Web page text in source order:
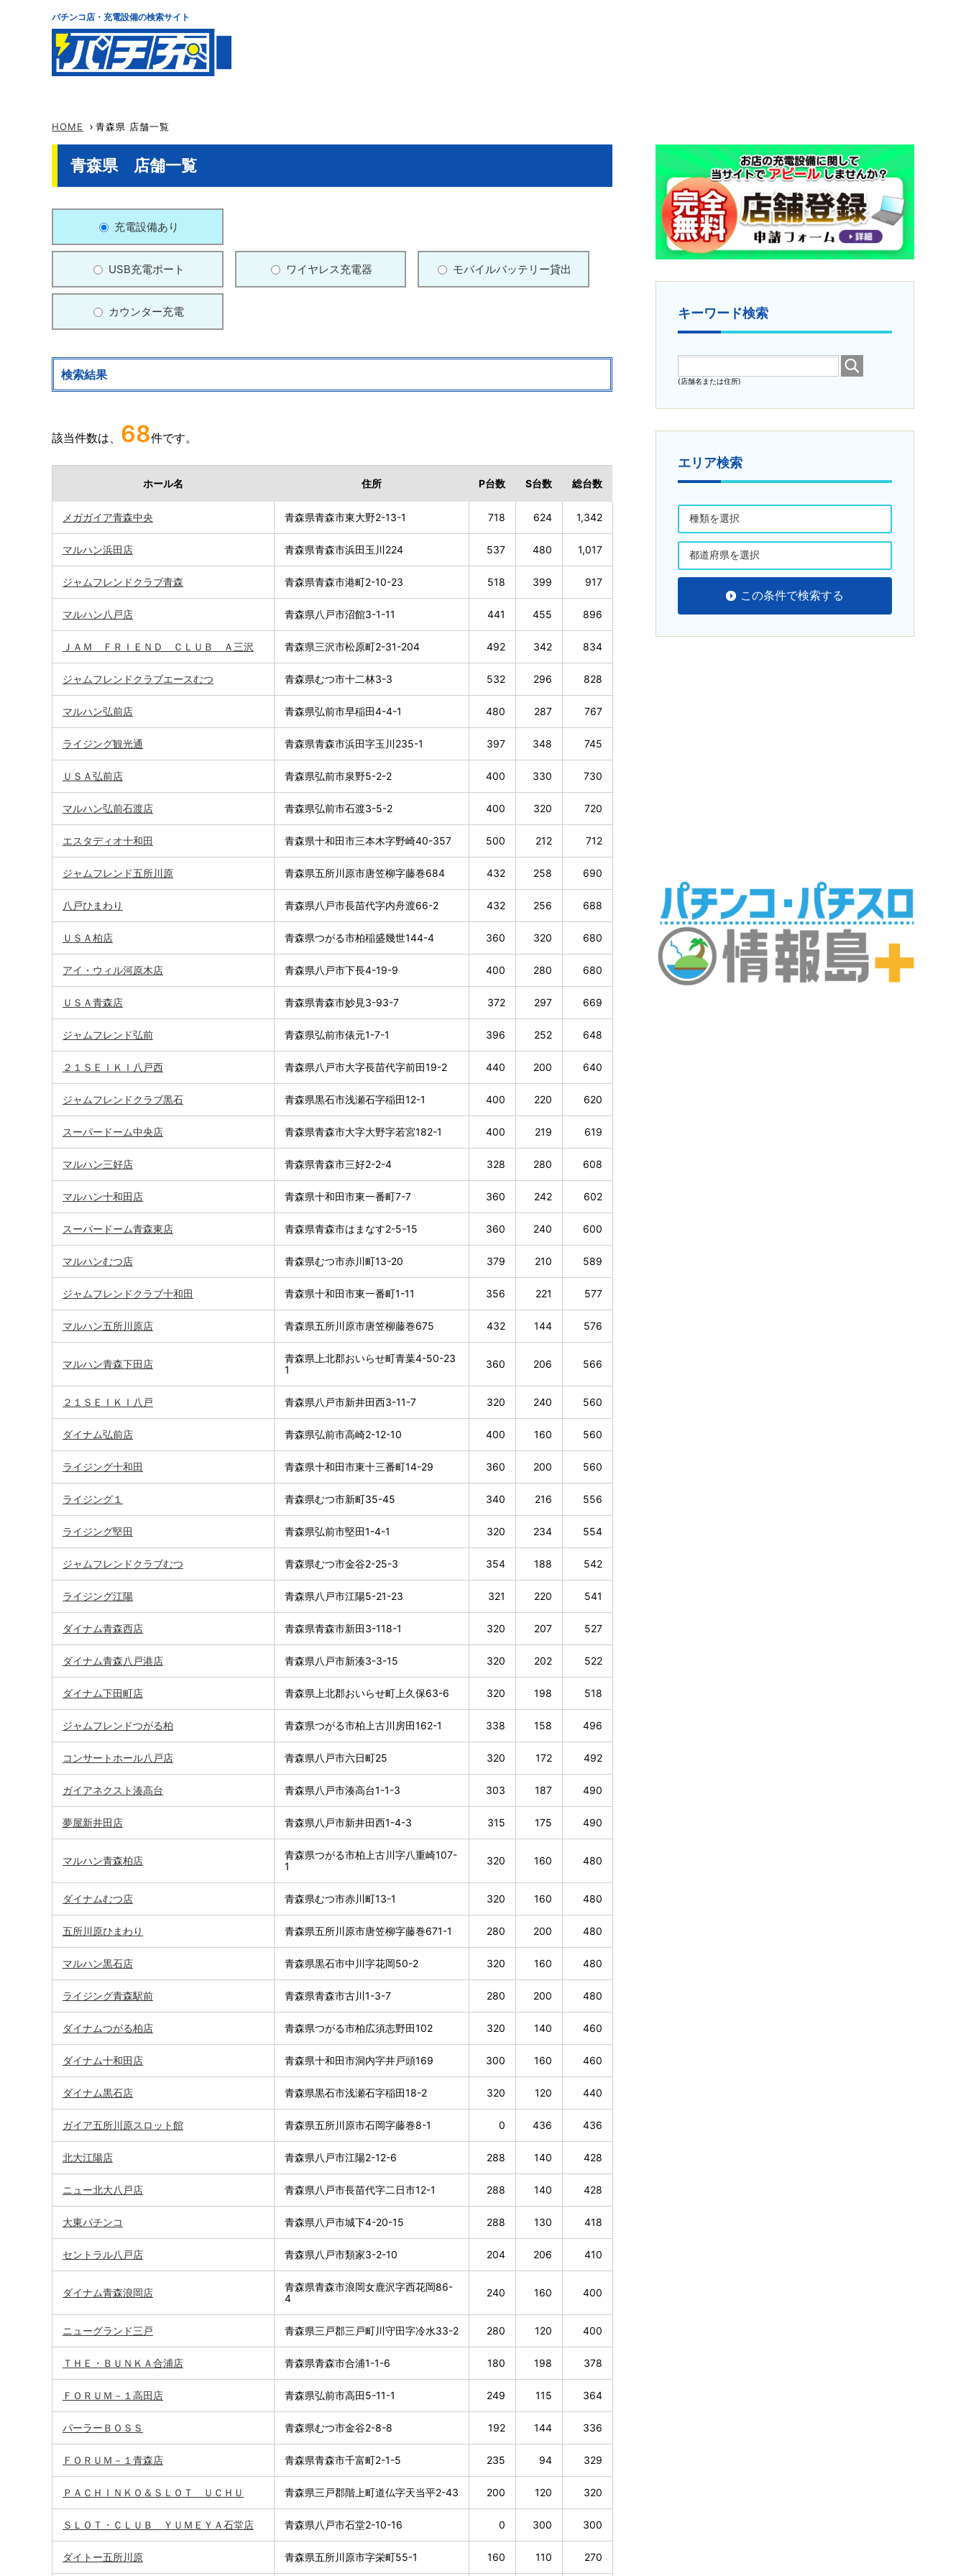
パチンコ店・充電設備の検索サイト
HOME keyboard_arrow_right 青森県 店舗一覧
青森県 店舗一覧
充電設備あり
USB充電ポート ワイヤレス充電器 モバイルバッテリー貸出
カウンター充電
検索結果
該当件数は、 68件です。
ホール名 住所 P台数 S台数 総台数
メガガイア青森中央 青森県青森市東大野2-13-1 718 624 1,342
マルハン浜田店 青森県青森市浜田玉川224 537 480 1,017
ジャムフレンドクラブ青森 青森県青森市港町2-10-23 518 399 917
マルハン八戸店 青森県八戸市沼館3-1-11 441 455 896
ＪＡＭ ＦＲＩＥＮＤ ＣＬＵＢ Ａ三沢 青森県三沢市松原町2-31-204 492 342 834
ジャムフレンドクラブエースむつ 青森県むつ市十二林3-3 532 296 828
マルハン弘前店 青森県弘前市早稲田4-4-1 480 287 767
ライジング観光通 青森県青森市浜田字玉川235-1 397 348 745
ＵＳＡ弘前店 青森県弘前市泉野5-2-2 400 330 730
マルハン弘前石渡店 青森県弘前市石渡3-5-2 400 320 720
エスタディオ十和田 青森県十和田市三本木字野崎40-357 500 212 712
ジャムフレンド五所川原 青森県五所川原市唐笠柳字藤巻684 432 258 690
八戸ひまわり 青森県八戸市長苗代字内舟渡66-2 432 256 688
ＵＳＡ柏店 青森県つがる市柏稲盛幾世144-4 360 320 680
アイ・ウィル河原木店 青森県八戸市下長4-19-9 400 280 680
ＵＳＡ青森店 青森県青森市妙見3-93-7 372 297 669
ジャムフレンド弘前 青森県弘前市俵元1-7-1 396 252 648
２１ＳＥＩＫＩ八戸西 青森県八戸市大字長苗代字前田19-2 440 200 640
ジャムフレンドクラブ黒石 青森県黒石市浅瀬石字稲田12-1 400 220 620
スーパードーム中央店 青森県青森市大字大野字若宮182-1 400 219 619
マルハン三好店 青森県青森市三好2-2-4 328 280 608
マルハン十和田店 青森県十和田市東一番町7-7 360 242 602
スーパードーム青森東店 青森県青森市はまなす2-5-15 360 240 600
マルハンむつ店 青森県むつ市赤川町13-20 379 210 589
ジャムフレンドクラブ十和田 青森県十和田市東一番町1-11 356 221 577
マルハン五所川原店 青森県五所川原市唐笠柳藤巻675 432 144 576
マルハン青森下田店
青森県上北郡おいらせ町青葉4-50-23
1
360 206 566
２１ＳＥＩＫＩ八戸 青森県八戸市新井田西3-11-7 320 240 560
ダイナム弘前店 青森県弘前市高崎2-12-10 400 160 560
ライジング十和田 青森県十和田市東十三番町14-29 360 200 560
ライジング１ 青森県むつ市新町35-45 340 216 556
ライジング堅田 青森県弘前市堅田1-4-1 320 234 554
ジャムフレンドクラブむつ 青森県むつ市金谷2-25-3 354 188 542
ライジング江陽 青森県八戸市江陽5-21-23 321 220 541
ダイナム青森西店 青森県青森市新田3-118-1 320 207 527
ダイナム青森八戸港店 青森県八戸市新湊3-3-15 320 202 522
ダイナム下田町店 青森県上北郡おいらせ町上久保63-6 320 198 518
ジャムフレンドつがる柏 青森県つがる市柏上古川房田162-1 338 158 496
コンサートホール八戸店 青森県八戸市六日町25 320 172 492
ガイアネクスト湊高台 青森県八戸市湊高台1-1-3 303 187 490
夢屋新井田店 青森県八戸市新井田西1-4-3 315 175 490
マルハン青森柏店
青森県つがる市柏上古川字八重崎107-
1
320 160 480
ダイナムむつ店 青森県むつ市赤川町13-1 320 160 480
五所川原ひまわり 青森県五所川原市唐笠柳字藤巻671-1 280 200 480
マルハン黒石店 青森県黒石市中川字花岡50-2 320 160 480
ライジング青森駅前 青森県青森市古川1-3-7 280 200 480
ダイナムつがる柏店 青森県つがる市柏広須志野田102 320 140 460
ダイナム十和田店 青森県十和田市洞内字井戸頭169 300 160 460
ダイナム黒石店 青森県黒石市浅瀬石字稲田18-2 320 120 440
ガイア五所川原スロット館 青森県五所川原市石岡字藤巻8-1 0 436 436
北大江陽店 青森県八戸市江陽2-12-6 288 140 428
ニュー北大八戸店 青森県八戸市長苗代字二日市12-1 288 140 428
大東パチンコ 青森県八戸市城下4-20-15 288 130 418
セントラル八戸店 青森県八戸市類家3-2-10 204 206 410
ダイナム青森浪岡店
青森県青森市浪岡女鹿沢字西花岡86-
4
240 160 400
ニューグランド三戸 青森県三戸郡三戸町川守田字冷水33-2 280 120 400
ＴＨＥ・ＢＵＮＫＡ合浦店 青森県青森市合浦1-1-6 180 198 378
ＦＯＲＵＭ－１高田店 青森県弘前市高田5-11-1 249 115 364
パーラーＢＯＳＳ 青森県むつ市金谷2-8-8 192 144 336
ＦＯＲＵＭ－１青森店 青森県青森市千富町2-1-5 235 94 329
ＰＡＣＨＩＮＫＯ＆ＳＬＯＴ ＵＣＨＵ 青森県三戸郡階上町道仏字天当平2-43 200 120 320
ＳＬＯＴ・ＣＬＵＢ ＹＵＭＥＹＡ石堂店 青森県八戸市石堂2-10-16 0 300 300
ダイトー五所川原 青森県五所川原市字栄町55-1 160 110 270
キーワード検索
(店舗名または住所)
エリア検索
この条件で検索する